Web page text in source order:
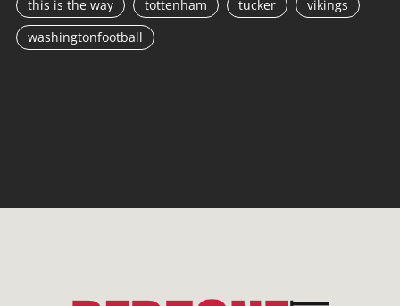
this is the way tottenham tucker
vikings
washingtonfootball